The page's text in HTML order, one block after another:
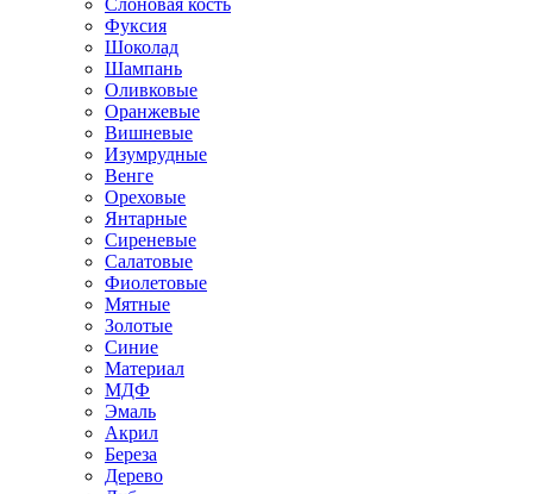
Слоновая кость
Фуксия
Шоколад
Шампань
Оливковые
Оранжевые
Вишневые
Изумрудные
Венге
Ореховые
Янтарные
Сиреневые
Салатовые
Фиолетовые
Мятные
Золотые
Синие
Материал
МДФ
Эмаль
Акрил
Береза
Дерево